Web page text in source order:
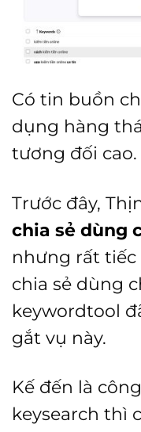
Có tin buồn
dụng hàng
tương đối cao.
Trước đây,
chia sẻ dùng
nhưng rất
chia sẻ dùng
keywordtool
gắt vụ này.
Kế đến là
keysearch thì